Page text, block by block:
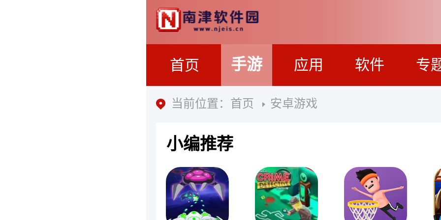
首页 手游 应用 软件 专
当前位置： 首页 安卓游戏
小编推荐